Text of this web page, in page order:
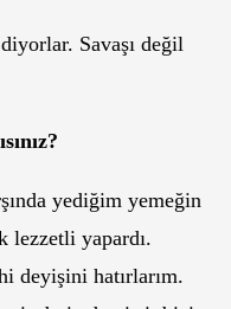
Savaşı değil
yediğim yemeğin
lezzetli yapardı.
deyişini hatırlarım.